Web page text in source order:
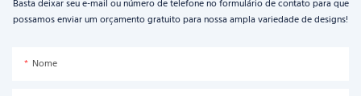
Basta deixar seu e-mail ou número de telefone no formulário de contato para que
possamos enviar um orçamento gratuito para nossa ampla variedade de designs!
Nome